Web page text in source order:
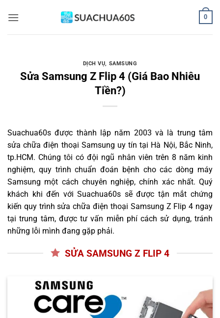
qua
0
DỊCH VỤ, SAMSUNG
Sửa Samsung Z Flip 4 (Giá Bao Nhiêu
Tiền?)
Suachua60s được thành lập năm 2003 và là trung tâm
sửa chữa điện thoại Samsung uy tín tại Hà Nội, Bắc Ninh,
tp.HCM. Chúng tôi có đội ngũ nhân viên trên 8 năm kinh
nghiệm, quy trình chuẩn đoán bệnh cho các dòng máy
Samsung một cách chuyên nghiệp, chính xác nhất. Quý
khách khi đến với Suachua60s sẽ được tận mắt chứng
kiến quy trình sửa chữa điện thoại Samsung Z Flip 4 ngay
tại trung tâm, được tư vấn miễn phí cách sử dụng, tránh
những lỗi mình đang gặp phải.
SỬA SAMSUNG Z FLIP 4